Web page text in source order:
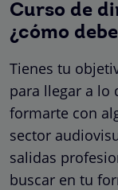
Curso de
¿cómo
Tienes tu
para llegar a lo
formarte con
sector
salidas
buscar en tu